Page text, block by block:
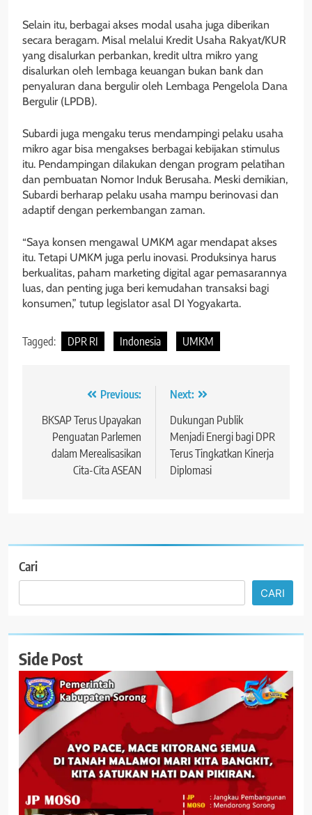
Selain itu, berbagai akses modal usaha juga diberikan
secara beragam. Misal melalui Kredit Usaha Rakyat/KUR
yang disalurkan perbankan, kredit ultra mikro yang
disalurkan oleh lembaga keuangan bukan bank dan
penyaluran dana bergulir oleh Lembaga Pengelola Dana
Bergulir (LPDB).
Subardi juga mengaku terus mendampingi pelaku usaha
mikro agar bisa mengakses berbagai kebijakan stimulus
itu. Pendampingan dilakukan dengan program pelatihan
dan pembuatan Nomor Induk Berusaha. Meski demikian,
Subardi berharap pelaku usaha mampu berinovasi dan
adaptif dengan perkembangan zaman.
“Saya konsen mengawal UMKM agar mendapat akses
itu. Tetapi UMKM juga perlu inovasi. Produksinya harus
berkualitas, paham marketing digital agar pemasarannya
luas, dan penting juga beri kemudahan transaksi bagi
konsumen,” tutup legislator asal DI Yogyakarta.
Tagged: DPR RI Indonesia UMKM
Navigasi
pos
Previous:
BKSAP Terus Upayakan
Penguatan Parlemen
dalam Merealisasikan
Cita-Cita ASEAN
Next:
Dukungan Publik
Menjadi Energi bagi DPR
Terus Tingkatkan Kinerja
Diplomasi
Cari
CARI
Side Post